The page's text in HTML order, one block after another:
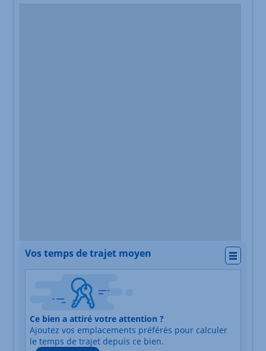
Vos temps de trajet moyen
Nature du lieu
Adresse
Durée du trajet en voiture
Durée du trajet en
Ce bien a attiré votre attention ?
Ajoutez vos emplacements préférés pour calculer
le temps de trajet depuis ce bien.